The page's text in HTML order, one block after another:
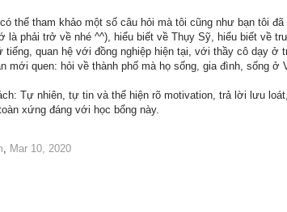
thể tham khảo một số câu hỏi mà tôi cũng như bạn tôi
là phải trở về nhé ^^), hiểu biết về Thụy Sỹ, hiểu biết về
tiếng, quan hệ với đồng nghiệp hiện tại, với thầy cô dạy
mới quen: hỏi về thành phố mà họ sống, gia đình, sống
Tự nhiên, tự tin và thể hiện rõ motivation, trả lời lưu
xứng đáng với học bổng này.
, Mar 10, 2020